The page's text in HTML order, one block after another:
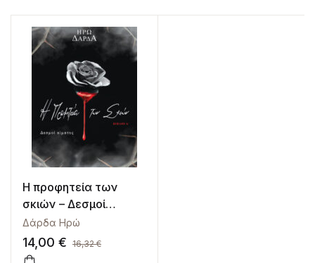
Η προφητεία των
σκιών – Δεσμοί
αίματος
Δάρδα Ηρώ
14,00 € 16,32€